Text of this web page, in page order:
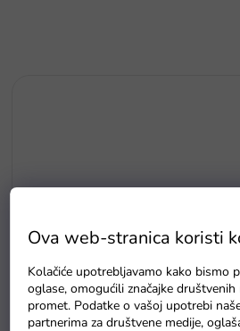
Ova web-stranica koristi
Kolačiće upotrebljavamo kako bismo
oglase, omogućili značajke društvenih
promet. Podatke o vašoj upotrebi
partnerima za društvene medije,